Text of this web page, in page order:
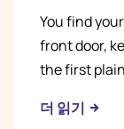
You find
front door,
the first
더 읽기